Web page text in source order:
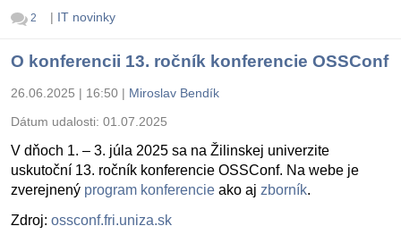
2 | IT novinky
O konferencii 13. ročník konferencie OSSConf
26.06.2025 | 16:50 | Miroslav Bendík
Dátum udalosti: 01.07.2025
V dňoch 1. – 3. júla 2025 sa na Žilinskej univerzite
uskutoční 13. ročník konferencie OSSConf. Na webe je
zverejnený program konferencie ako aj zborník.
Zdroj: ossconf.fri.uniza.sk